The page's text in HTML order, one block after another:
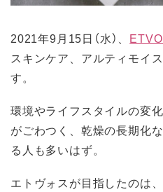
2021年9月15日（水）、
スキンケア、アルティモイ
す。
環境やライフスタイルの変
がごわつく、乾燥の長期化
る人も多いはず。
エトヴォスが目指したのは